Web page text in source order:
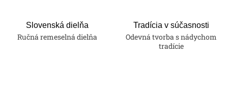
Slovenská dielňa
Ručná remeselná dielňa
Tradícia v súčasnosti
Odevná tvorba s nádychom
tradície